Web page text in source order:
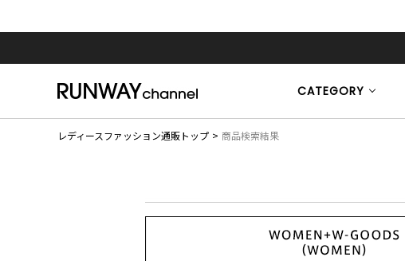
CATEGORY
レディースファッション通販トップ 商品検索結果